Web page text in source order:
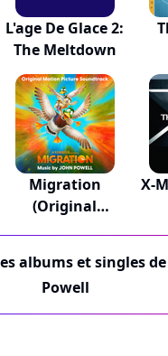
L'age De Glace 2:
The Meltdown
Migration
(Original
X-
albums et singles de
Powell